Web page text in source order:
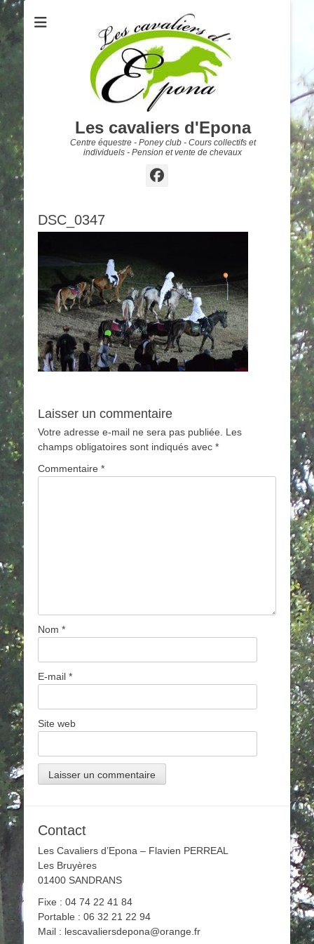
Les cavaliers d'Epona
Centre équestre - Poney club - Cours collectifs et
individuels - Pension et vente de chevaux
Facebook
DSC_0347
Laisser un commentaire
Votre adresse e-mail ne sera pas publiée.
Les
champs obligatoires sont indiqués avec *
Commentaire *
Nom *
E-mail *
Site web
Contact
Les Cavaliers d’Epona – Flavien PERREAL
Les Bruyères
01400 SANDRANS
Fixe : 04 74 22 41 84
Portable : 06 32 21 22 94
Mail : lescavaliersdepona@orange.fr